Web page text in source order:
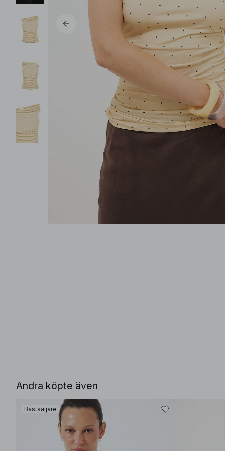
Andra köpte även
Bästsäljare